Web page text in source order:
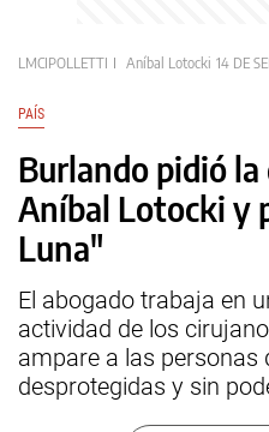
LMCIPOLLETTI Aníbal Lotocki 14 DE
PAÍS
Burlando pidió
Aníbal Lotocki y
Luna"
El abogado trabaja en
actividad de los
ampare a las personas
desprotegidas y sin